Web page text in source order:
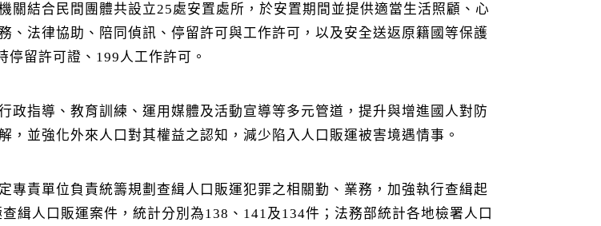
關結合民間團體共設立25處安置處所，於安置期間並提供適當生活照顧、心
、法律協助、陪同偵訊、停留許可與工作許可，以及安全送返原籍國等保護
停留許可證、199人工作許可。
政指導、教育訓練、運用媒體及活動宣導等多元管道，提升與增進國人對防
，並強化外來人口對其權益之認知，減少陷入人口販運被害境遇情事。
專責單位負責統籌規劃查緝人口販運犯罪之相關勤、業務，加強執行查緝起
緝人口販運案件，統計分別為138、141及134件；法務部統計各地檢署人口